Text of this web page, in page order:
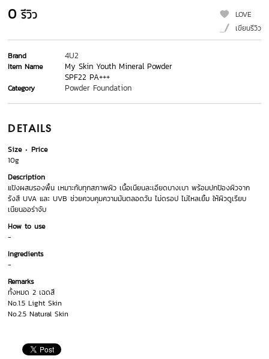
0 รีวิว
LOVE
เขียนรีวิว
Brand 4U2
Item Name
My Skin Youth Mineral Powder
SPF22 PA+++
Category Powder Foundation
DETAILS
Size
Price
10g
Description
แป้งผสมรองพื้น เหมาะกับทุกสภาพผิว เนื้อเนียนละเอียดบางเบา พร้อมปกป้องผิวจาก
รังสี UVA และ UVB ช่วยควบคุมความมันตลอดวัน ไม่ดรอป ไม่ไหลเยิ้ม ให้ผิวดูเรียบ
เนียนออร่าจับ
How to use
-
Ingredients
-
Remarks
ทั้งหมด 2 เฉดสี
No.1.5 Light Skin
No.2.5 Natural Skin